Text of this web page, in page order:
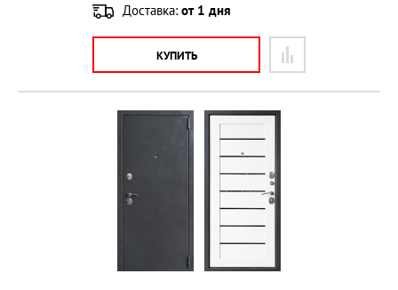
Доставка: от 1 дня
КУПИТЬ